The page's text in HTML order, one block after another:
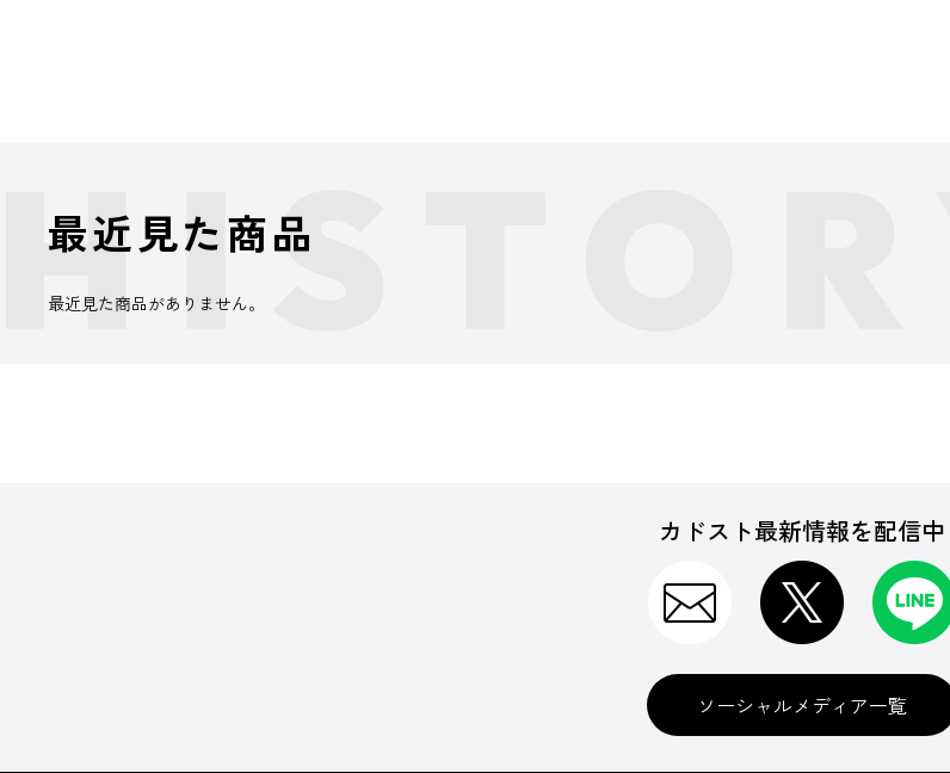
最近見た商品
最近見た商品がありません。
カドスト最新情報を配信中
ソーシャルメディア一覧